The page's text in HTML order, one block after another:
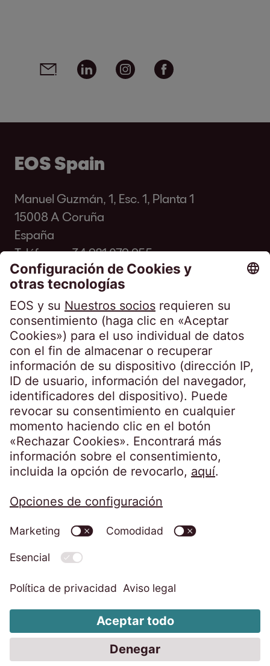
Download
Social media links - share article
Email Linkedin Instagram
EOS Spain
Manuel Guzmán, 1, Esc. 1, Planta 1
15008 A Coruña
España
Teléfono:+34 981 079 955
Fax: +34 981 281 931
info@eos-spain.es
Preguntas frecuentes de los clientes
Política de Seguridad
Política de Privacidad Política de Cookies
Canal de denuncias Configuración de cookies
Código de Conducta EOS Group